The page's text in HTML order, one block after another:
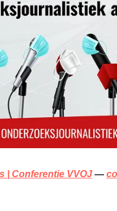
| Conferentie VVOJ —